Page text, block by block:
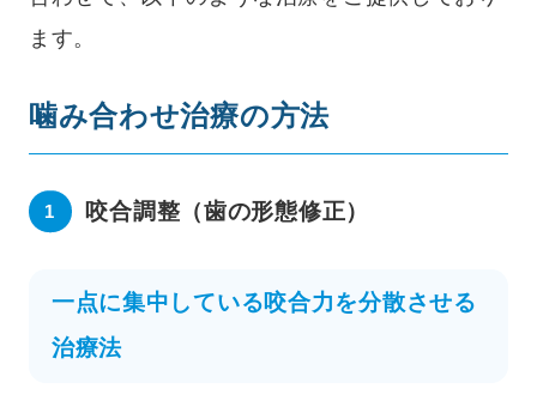
ます。
噛み合わせ治療の方法
咬合調整（歯の形態修正）
一点に集中している咬合力を分散させる
治療法